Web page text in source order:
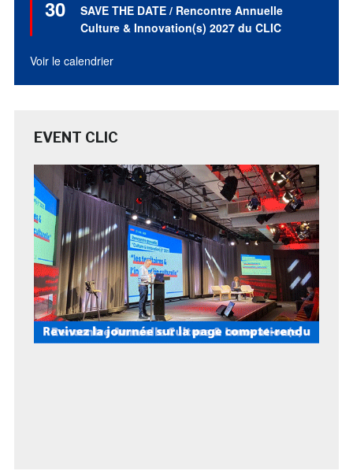
30
en
avant
SAVE THE DATE / Rencontre Annuelle
Culture & Innovation(s) 2027 du CLIC
Voir le calendrier
EVENT CLIC